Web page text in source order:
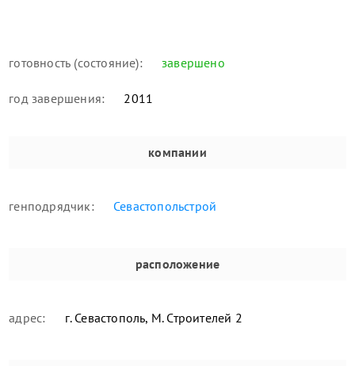
готовность (состояние): завершено
год завершения: 2011
компании
генподрядчик: Севастопольстрой
расположение
адрес: г. Севастополь, М. Строителей 2